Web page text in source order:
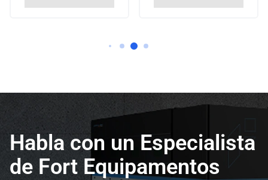
Habla con un Especialista
de Fort Equipamentos